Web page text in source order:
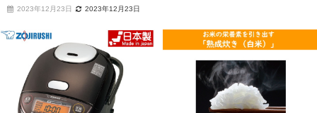
2023年12月23日 2023年12月23日